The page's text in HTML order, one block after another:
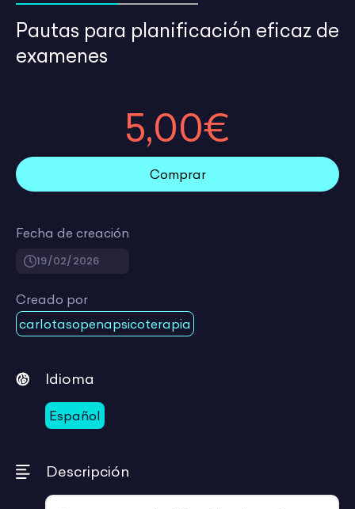
Pautas para planificación eficaz de
examenes
Fecha de creación
19/02/2026
Creado por
carlotasopenapsicoterapia
Idioma
Español
Descripción
5,00€
Comprar